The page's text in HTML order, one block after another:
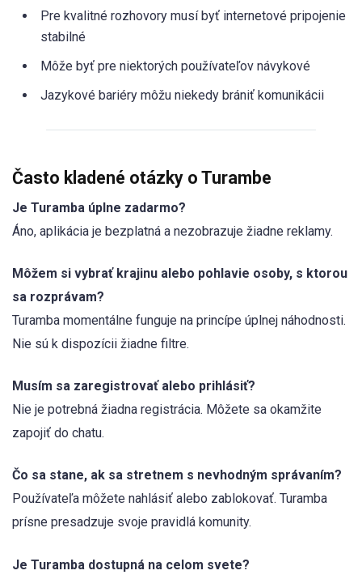
Pre kvalitné rozhovory musí byť internetové pripojenie
stabilné
Môže byť pre niektorých používateľov návykové
Jazykové bariéry môžu niekedy brániť komunikácii
Často kladené otázky o Turambe
Je Turamba úplne zadarmo?
Áno, aplikácia je bezplatná a nezobrazuje žiadne reklamy.
Môžem si vybrať krajinu alebo pohlavie osoby, s ktorou
sa rozprávam?
Turamba momentálne funguje na princípe úplnej náhodnosti.
Nie sú k dispozícii žiadne filtre.
Musím sa zaregistrovať alebo prihlásiť?
Nie je potrebná žiadna registrácia. Môžete sa okamžite
zapojiť do chatu.
Čo sa stane, ak sa stretnem s nevhodným správaním?
Používateľa môžete nahlásiť alebo zablokovať. Turamba
prísne presadzuje svoje pravidlá komunity.
Je Turamba dostupná na celom svete?